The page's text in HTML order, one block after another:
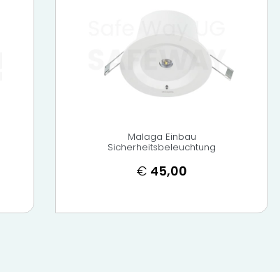
Malaga Einbau
Sicherheitsbeleuchtung
€ 45,00